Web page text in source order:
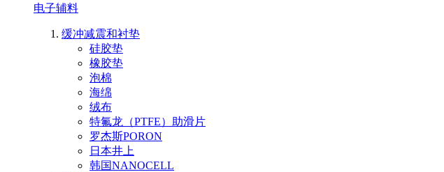
电子辅料
缓冲减震和衬垫
硅胶垫
橡胶垫
泡棉
海绵
绒布
特氟龙（PTFE）助滑片
罗杰斯PORON
日本井上
韩国NANOCELL